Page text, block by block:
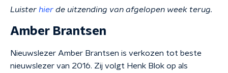
Luister hier de uitzending van afgelopen week terug.
Amber Brantsen
Nieuwslezer Amber Brantsen is verkozen tot beste
nieuwslezer van 2016. Zij volgt Henk Blok op als